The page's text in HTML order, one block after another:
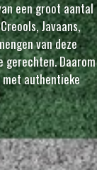
een groot aantal
Javaans,
van deze
gerechten. Daarom
met authentieke